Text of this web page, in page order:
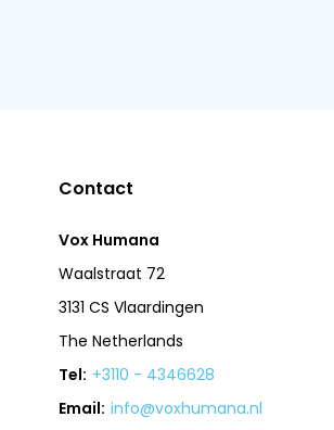
Contact
Vox Humana
Waalstraat 72
3131 CS Vlaardingen
The Netherlands
Tel: +3110 - 4346628
Email: info@voxhumana.nl